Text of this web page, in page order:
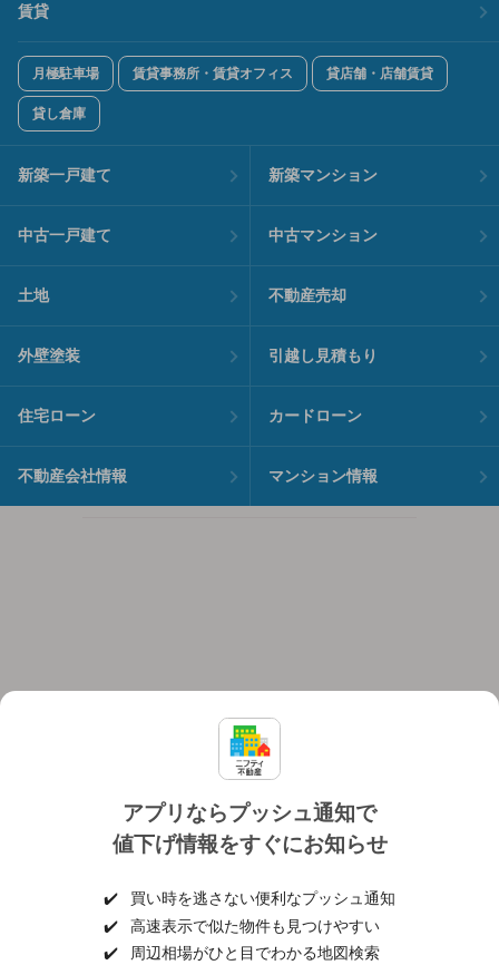
アプリならプッシュ通知で
値下げ情報をすぐにお知らせ
✔️
買い時を逃さない便利なプッシュ通知
✔️
高速表示で似た物件も見つけやすい
✔️
周辺相場がひと目でわかる地図検索
賃貸
月極駐車場 賃貸事務所・賃貸オフィス 貸店舗・店舗賃貸
貸し倉庫
新築一戸建て 新築マンション
中古一戸建て 中古マンション
土地 不動産売却
外壁塗装 引越し見積もり
住宅ローン カードローン
不動産会社情報 マンション情報
個人情報保護ポリシー 利用規約
ヘルプ・お問い合わせ 採用情報